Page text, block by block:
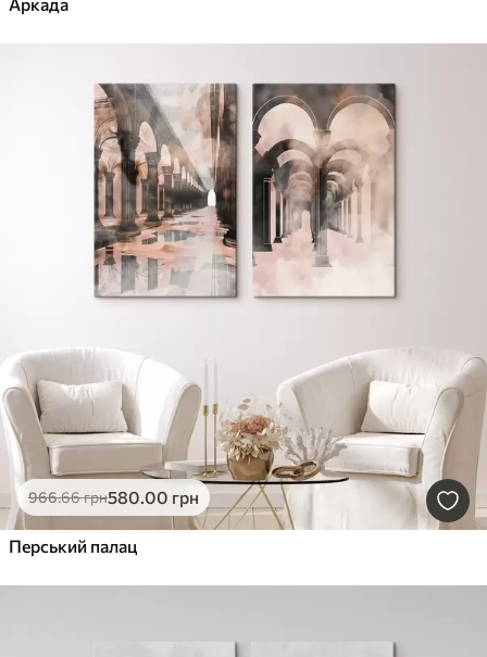
966.66грн580.00 грн
Перський палац